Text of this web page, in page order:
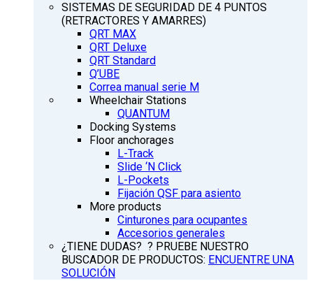
SISTEMAS DE SEGURIDAD DE 4 PUNTOS
(RETRACTORES Y AMARRES)
QRT MAX
QRT Deluxe
QRT Standard
Q’UBE
Correa manual serie M
Wheelchair Stations
QUANTUM
Docking Systems
Floor anchorages
L-Track
Slide ‘N Click
L-Pockets
Fijación QSF para asiento
More products
Cinturones para ocupantes
Accesorios generales
¿TIENE DUDAS? ? PRUEBE NUESTRO
BUSCADOR DE PRODUCTOS: ENCUENTRE UNA
SOLUCIÓN